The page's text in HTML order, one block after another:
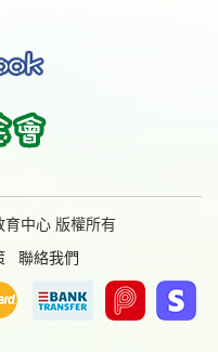
中心 版權所有
聯絡我們